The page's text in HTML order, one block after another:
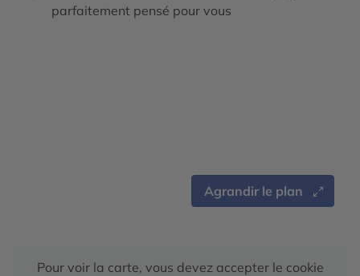
parfaitement pensé pour vous
Agrandir le plan
Pour voir la carte, vous devez accepter le cookie